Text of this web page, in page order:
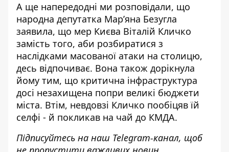
А ще напередодні ми розповідали, що
народна депутатка Мар’яна Безугла
заявила, що мер Києва Віталій Кличко
замість того, аби розбиратися з
наслідками масованої атаки на столицю,
десь відпочиває. Вона також дорікнула
йому тим, що критична інфраструктура
досі незахищена попри великі бюджети
міста. Втім, невдовзі Кличко пообіцяв їй
селфі - й покликав на чай до КМДА.
Підписуйтесь на наш Telegram-канал, щоб